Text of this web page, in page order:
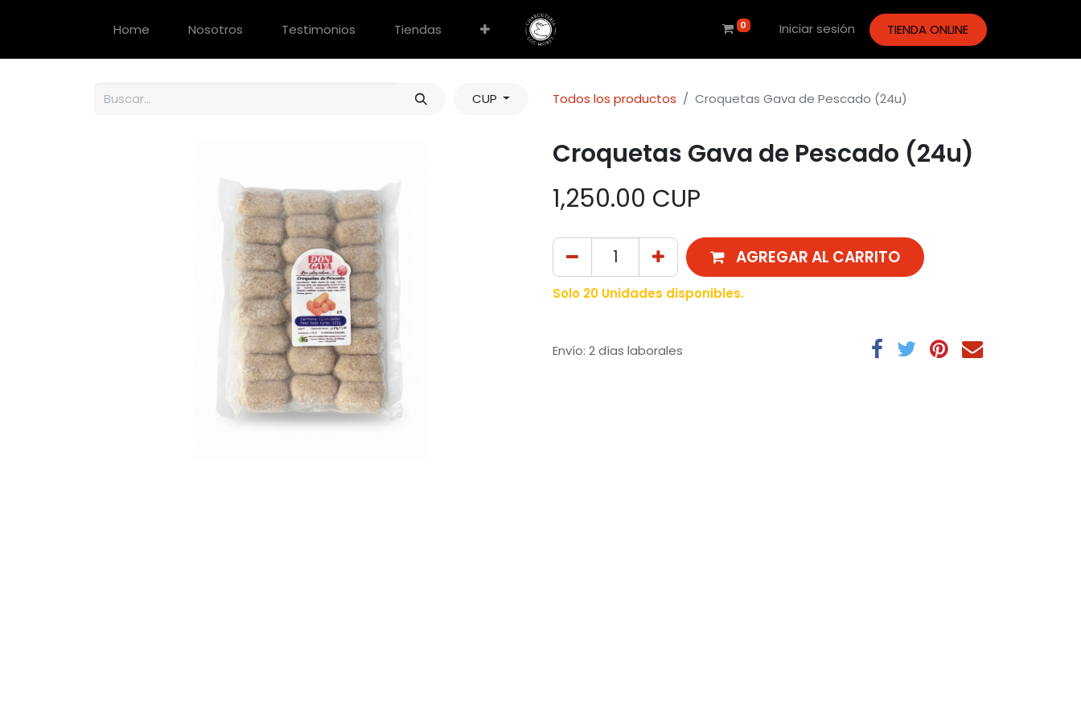
0 Iniciar sesión TIENDA ONLINE
Home Nosotros Testimonios Tiendas
CUP Todos los productos Croquetas Gava de Pescado (24u)
Croquetas Gava de Pescado (24u)
1,250.00 CUP
AGREGAR AL CARRITO
Solo 20 Unidades disponibles.
Envío: 2 días laborales